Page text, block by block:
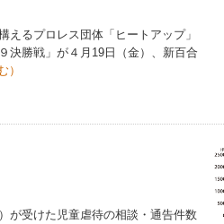
るプロレス団体「ヒートアップ」
決勝戦」が４月19日（金）、新百合
）
が受けた児童虐待の相談・通告件数